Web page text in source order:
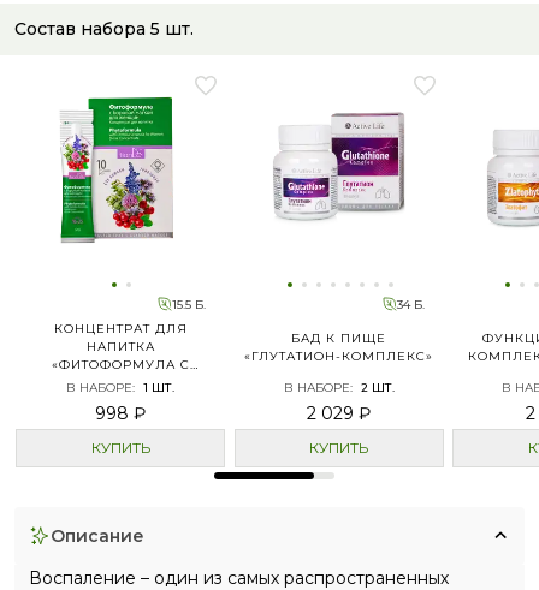
Состав набора 5 шт.
15.5 Б.
КОНЦЕНТРАТ ДЛЯ
НАПИТКА
«ФИТОФОРМУЛА С
БОРОВОЙ МАТКОЙ ДЛЯ
В НАБОРЕ: 1 ШТ.
998 ₽
КУПИТЬ
34 Б.
БАД К ПИЩЕ
«ГЛУТАТИОН-КОМПЛЕКС»
В НАБОРЕ: 2 ШТ.
2 029 ₽
КУПИТЬ
В
описание
Воспаление – один из самых распространенных